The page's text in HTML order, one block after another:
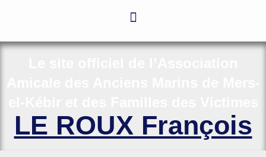
LE ROUX François